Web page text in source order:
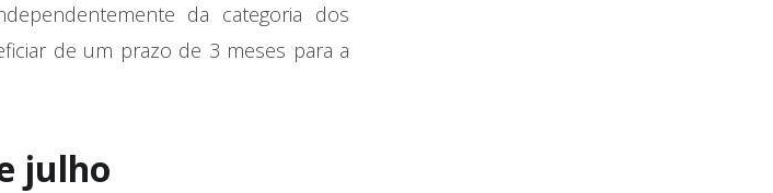
da categoria dos
de um prazo de 3 meses para a
julho